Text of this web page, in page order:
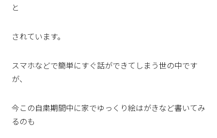
と
されています。
スマホなどで簡単にすぐ話ができてしまう世の中です
が、
今この自粛期間中に家でゆっくり絵はがきなど書いてみ
るのも